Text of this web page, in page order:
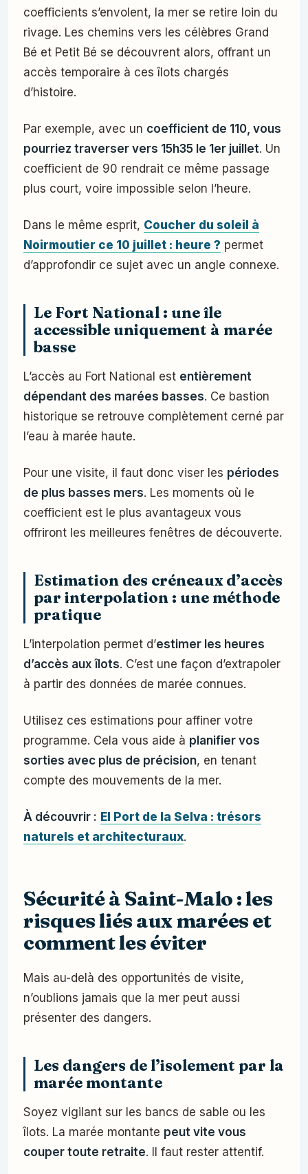
coefficients s’envolent, la mer se retire loin du
rivage. Les chemins vers les célèbres Grand
Bé et Petit Bé se découvrent alors, offrant un
accès temporaire à ces îlots chargés
d’histoire.
Par exemple, avec un coefficient de 110, vous
pourriez traverser vers 15h35 le 1er juillet. Un
coefficient de 90 rendrait ce même passage
plus court, voire impossible selon l’heure.
Dans le même esprit, Coucher du soleil à
Noirmoutier ce 10 juillet : heure ? permet
d’approfondir ce sujet avec un angle connexe.
Le Fort National : une île
accessible uniquement à marée
basse
L’accès au Fort National est entièrement
dépendant des marées basses. Ce bastion
historique se retrouve complètement cerné par
l’eau à marée haute.
Pour une visite, il faut donc viser les périodes
de plus basses mers. Les moments où le
coefficient est le plus avantageux vous
offriront les meilleures fenêtres de découverte.
Estimation des créneaux d’accès
par interpolation : une méthode
pratique
L’interpolation permet d’estimer les heures
d’accès aux îlots. C’est une façon d’extrapoler
à partir des données de marée connues.
Utilisez ces estimations pour affiner votre
programme. Cela vous aide à planifier vos
sorties avec plus de précision, en tenant
compte des mouvements de la mer.
À découvrir : El Port de la Selva : trésors
naturels et architecturaux.
Sécurité à Saint-Malo : les
risques liés aux marées et
comment les éviter
Mais au-delà des opportunités de visite,
n’oublions jamais que la mer peut aussi
présenter des dangers.
Les dangers de l’isolement par la
marée montante
Soyez vigilant sur les bancs de sable ou les
îlots. La marée montante peut vite vous
couper toute retraite. Il faut rester attentif.